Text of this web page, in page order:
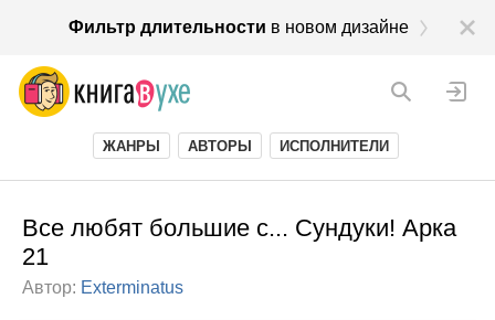
Фильтр длительности в новом дизайне
ЖАНРЫ АВТОРЫ ИСПОЛНИТЕЛИ
Все любят большие с... Сундуки! Арка
21
Автор: Exterminatus